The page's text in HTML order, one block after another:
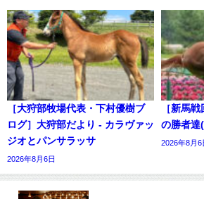
［大狩部牧場代表・下村優樹ブ
ログ］大狩部だより - カラヴァッ
ジオとパンサラッサ
2026年8月6日
［新馬
の勝者達
2026年8月6